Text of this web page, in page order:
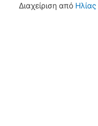
Διαχείριση από